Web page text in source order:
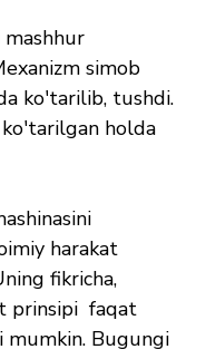
simob
ko'tarilib, tushdi.
holda
harakat
fikricha,
prinsipi  faqat
mumkin. Bugungi